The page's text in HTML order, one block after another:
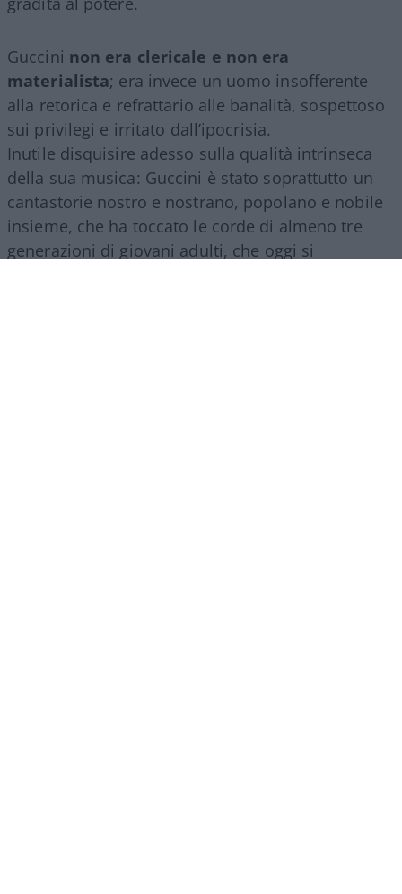
Guccini non era clericale e non era
materialista; era invece un uomo insofferente
alla retorica e refrattario alle banalità, sospettoso
sui privilegi e irritato dall’ipocrisia.
Inutile disquisire adesso sulla qualità intrinseca
della sua musica: Guccini è stato soprattutto un
cantastorie nostro e nostrano, popolano e nobile
insieme, che ha toccato le corde di almeno tre
generazioni di giovani adulti, che oggi si